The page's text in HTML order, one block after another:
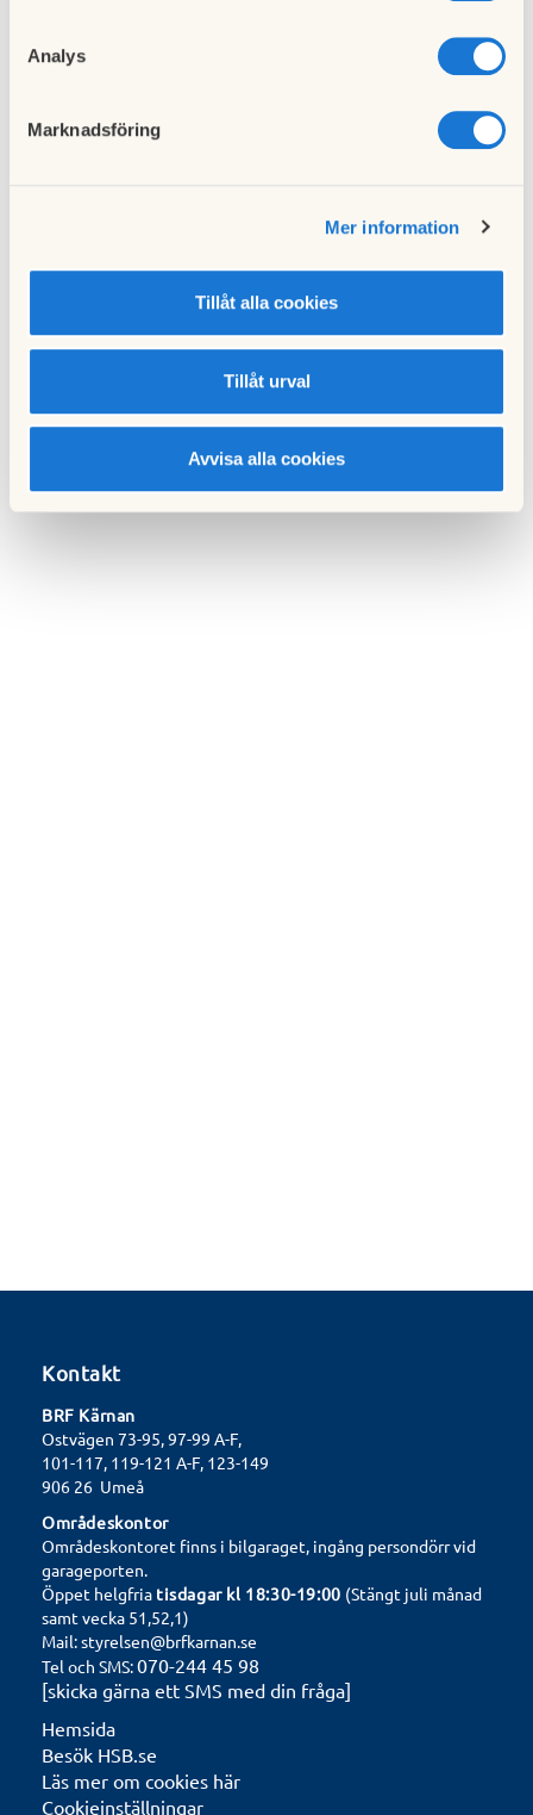
Analys
Marknadsföring
Mer information
Tillåt alla cookies
Tillåt urval
Avvisa alla cookies
Kontakt
BRF Kärnan
Ostvägen 73-95, 97-99 A-F,
101-117, 119-121 A-F, 123-149
906 26 Umeå
Områdeskontor
Områdeskontoret finns i bilgaraget, ingång persondörr vid
garageporten.
Öppet helgfria tisdagar kl 18:30-19:00 (Stängt juli månad
samt vecka 51,52,1)
Mail: styrelsen@brfkarnan.se
Tel och SMS:070-244 45 98
[skicka gärna ett SMS med din fråga]
Hemsida
Besök HSB.se
Läs mer om cookies här
Cookieinställningar